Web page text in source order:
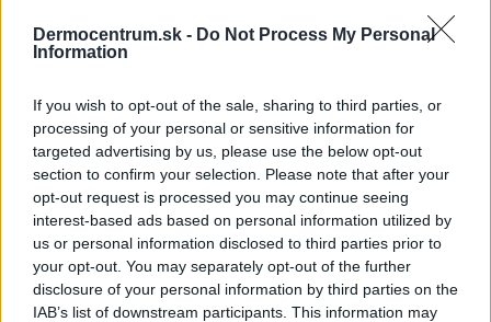
Dermocentrum.sk - Do Not Process My Personal
Information
If you wish to opt-out of the sale, sharing to third parties, or
processing of your personal or sensitive information for
targeted advertising by us, please use the below opt-out
section to confirm your selection. Please note that after your
opt-out request is processed you may continue seeing
interest-based ads based on personal information utilized by
us or personal information disclosed to third parties prior to
your opt-out. You may separately opt-out of the further
disclosure of your personal information by third parties on the
IAB’s list of downstream participants. This information may
NAJNOVŠIE ČLÁNKY V
Pripravte vašu pokožku
na sychravé dni
Starostlivosť o pleť v
lete